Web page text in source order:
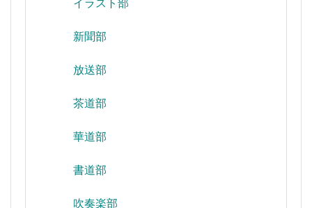
イラスト部
新聞部
放送部
茶道部
華道部
書道部
吹奏楽部